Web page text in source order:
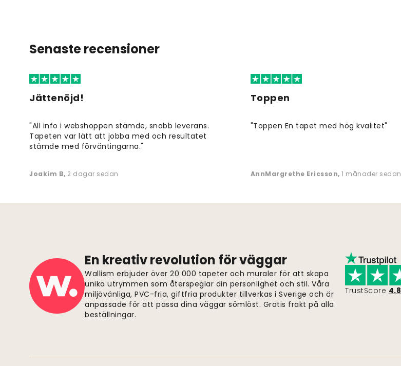
Senaste recensioner
Jättenöjd!
"All info i webshoppen stämde, snabb leverans.
Tapeten var lätt att jobba med och resultatet
stämde med förväntingarna."
Joakim B, 2 dagar sedan
Toppen
"Toppen En tapet med hög kvalitet"
AnnMargrethe Ericsson, 1 månader sedan
En kreativ revolution för väggar
Wallism erbjuder över 20 000 tapeter och muraler för att skapa
unika utrymmen som återspeglar din personlighet och stil. Våra
miljövänliga, PVC-fria, giftfria produkter tillverkas i Sverige och är
anpassade för att passa dina väggar sömlöst. Gratis frakt på alla
beställningar.
TrustScore 4.8